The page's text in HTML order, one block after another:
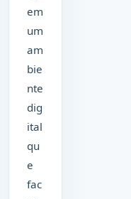
em
um
am
bie
nte
dig
ital
qu
e
fac